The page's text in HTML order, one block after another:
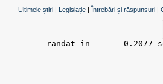
Ultimele știri | Legislație | Întrebări și răspunsuri |
randat în